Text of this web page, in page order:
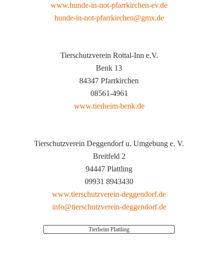
www.hunde-in-not-pfarrkirchen-ev.de
hunde-in-not-pfarrkirchen@gmx.de
Tierschutzverein Rottal-Inn e.V.
Benk 13
84347 Pfarrkirchen
08561-4961
www.tierheim-benk.de
Tierschutzverein Deggendorf u. Umgebung e. V.
Breitfeld 2
94447 Plattling
09931 8943430
www.tierschutzverein-deggendorf.de
info@tierschutzverein-deggendorf.de
Tierheim Plattling